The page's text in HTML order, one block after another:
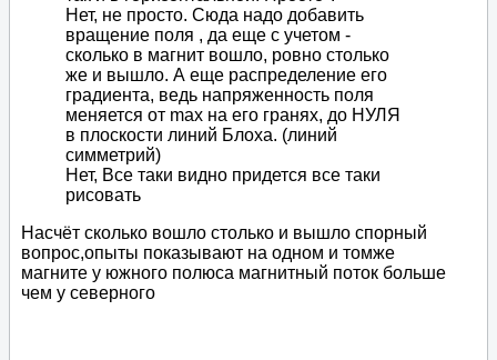
Нет, не просто. Сюда надо добавить
вращение поля , да еще с учетом -
сколько в магнит вошло, ровно столько
же и вышло. А еще распределение его
градиента, ведь напряженность поля
меняется от max на его гранях, до НУЛЯ
в плоскости линий Блоха. (линий
симметрий)
Нет, Все таки видно придется все таки
рисовать
Насчёт сколько вошло столько и вышло спорный
вопрос,опыты показывают на одном и томже
магните у южного полюса магнитный поток больше
чем у северного